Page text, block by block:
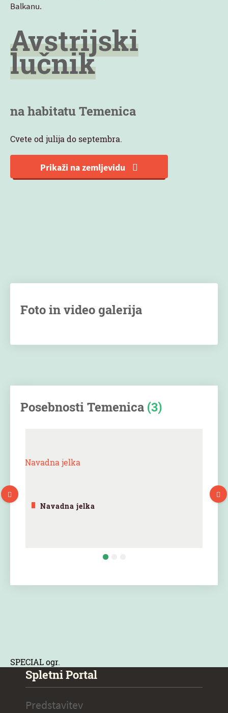
Balkanu.
Avstrijski
lučnik
na habitatu Temenica
Cvete od julija do septembra.
Prikaži na zemljevidu
Foto in video galerija
Posebnosti Temenica (3)
Navadna jelka
SPECIAL ogr.
Spletni Portal
Predstavitev